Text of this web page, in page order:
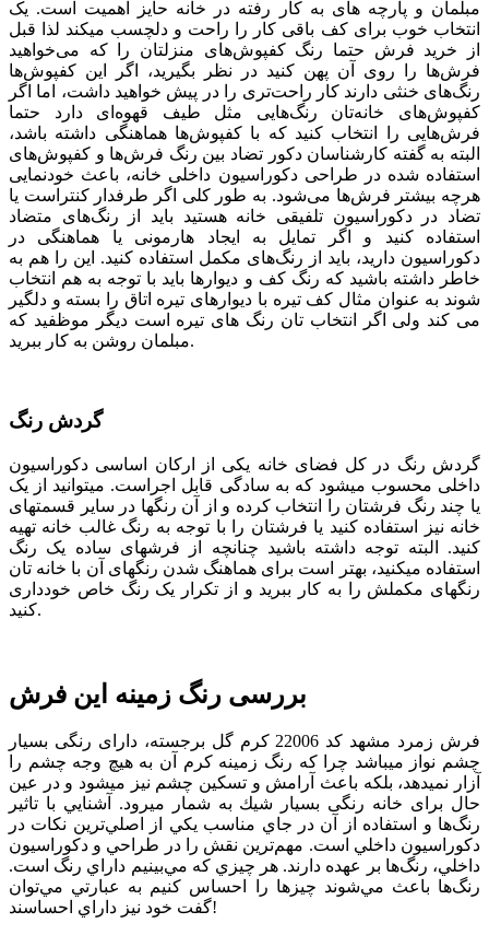
مبلمان و پارچه­ های به کار رفته در خانه حایز اهمیت است. یک
انتخاب خوب برای کف باقی کار را راحت و دلچسب می­کند لذا قبل
از خرید فرش حتما رنگ کفپوش‌های منزلتان را که می‌خواهید
فرش‌ها را روی آن پهن کنید در نظر بگیرید، اگر این کفپوش‌ها
رنگ‌های خنثی دارند کار راحت‌تری را در پیش خواهید داشت، اما اگر
کفپوش‌های خانه‌تان رنگ‌هایی مثل طیف قهوه‌ای دارد حتما
فرش‌هایی را انتخاب کنید که با کفپوش‌ها هماهنگی داشته باشد،
البته به گفته کارشناسان دکور تضاد بین رنگ فرش‌ها و کفپوش‌های
استفاده شده در طراحی دکوراسیون داخلی خانه، باعث خودنمایی
هرچه بیشتر فرش‌ها می‌شود. به طور کلی اگر طرفدار کنتراست یا
تضاد در دکوراسیون تلفیقی خانه هستید باید از رنگ‌های متضاد
استفاده کنید و اگر تمایل به ایجاد هارمونی یا هماهنگی در
دکوراسیون دارید، باید از رنگ‌های مکمل استفاده کنید. این را هم به
خاطر داشته باشید که رنگ کف و دیوارها باید با توجه به هم انتخاب
شوند به عنوان مثال کف تیره با دیوارهای تیره اتاق را بسته و دلگیر
می کند ولی اگر انتخاب تان رنگ های تیره است دیگر موظفید که
مبلمان روشن به کار ببرید.
گردش رنگ
گردش رنگ در کل فضای خانه یکی از ارکان اساسی دکوراسیون
داخلی محسوب می­شود که به سادگی قابل اجراست. می­توانید از یک
یا چند رنگ فرش­تان را انتخاب کرده و از آن رنگ­ها در سایر قسمت­های
خانه نیز استفاده کنید یا فرشتان را با توجه به رنگ غالب خانه تهیه
کنید. البته توجه داشته باشید چنانچه از فرش­های ساده یک رنگ
استفاده می­کنید، بهتر است برای هماهنگ شدن رنگ­های آن با خانه­ تان
رنگ­های مکملش را به کار ببرید و از تکرار یک رنگ خاص خودداری
کنید.
بررسی رنگ زمینه این فرش
فرش زمرد مشهد کد 22006 کرم گل برجسته،
دارای رنگی بسیار
چشم نواز می­باشد چرا که رنگ زمینه کرم آن به هیچ وجه چشم را
آزار نمی­دهد، بلكه باعث آرامش و تسكین چشم نیز می­شود و در عین
حال برای خانه رنگی بسیار شیك به شمار می­رود. آشنايي با تاثير
رنگ‌ها و استفاده از آن‌ در جاي مناسب يكي از اصلي‌ترين نكات در
دكوراسيون داخلي است. مهم‌ترين نقش را در طراحي و دكوراسيون
داخلي، رنگ‌ها بر عهده دارند. هر چيزي كه مي‌بينيم داراي رنگ است.
رنگ‌ها باعث مي‌شوند چيزها را احساس كنيم به عبارتي مي‌توان
گفت خود نيز داراي احساسند!